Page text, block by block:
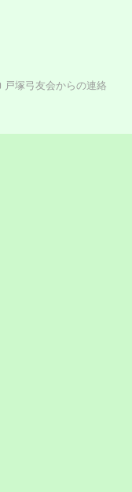
戸塚弓友会からの連絡